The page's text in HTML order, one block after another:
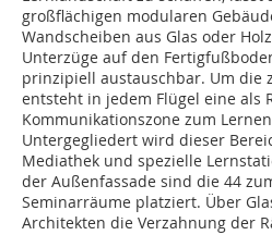
großflächigen modularen
Wandscheiben aus Glas oder
Unterzüge auf den
prinzipiell austauschbar. Um die
entsteht in jedem Flügel eine als
Kommunikationszone zum
Untergegliedert wird dieser
Mediathek und spezielle
der Außenfassade sind die 44
Seminarräume platziert. Über
Architekten die Verzahnung der